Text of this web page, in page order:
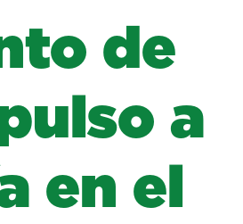
de
a
en el